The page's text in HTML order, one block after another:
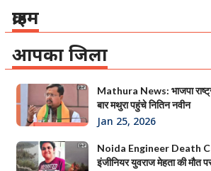
क्राइम
आपका जिला
Mathura News: भाजपा
बार मथुरा पहुंचे नितिन नवीन
Jan 25, 2026
Noida Engineer Death
इंजीनियर युवराज मेहता की मौत